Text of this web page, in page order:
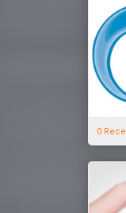
0